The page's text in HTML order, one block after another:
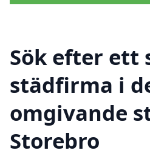
Sök efter ett
städfirma i
omgivande
Storebro